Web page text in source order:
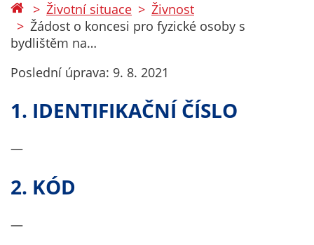
Životní situace
Živnost
Žádost o koncesi pro fyzické osoby s
bydlištěm na…
Poslední úprava: 9. 8. 2021
1. IDENTIFIKAČNÍ ČÍSLO
—
2. KÓD
—